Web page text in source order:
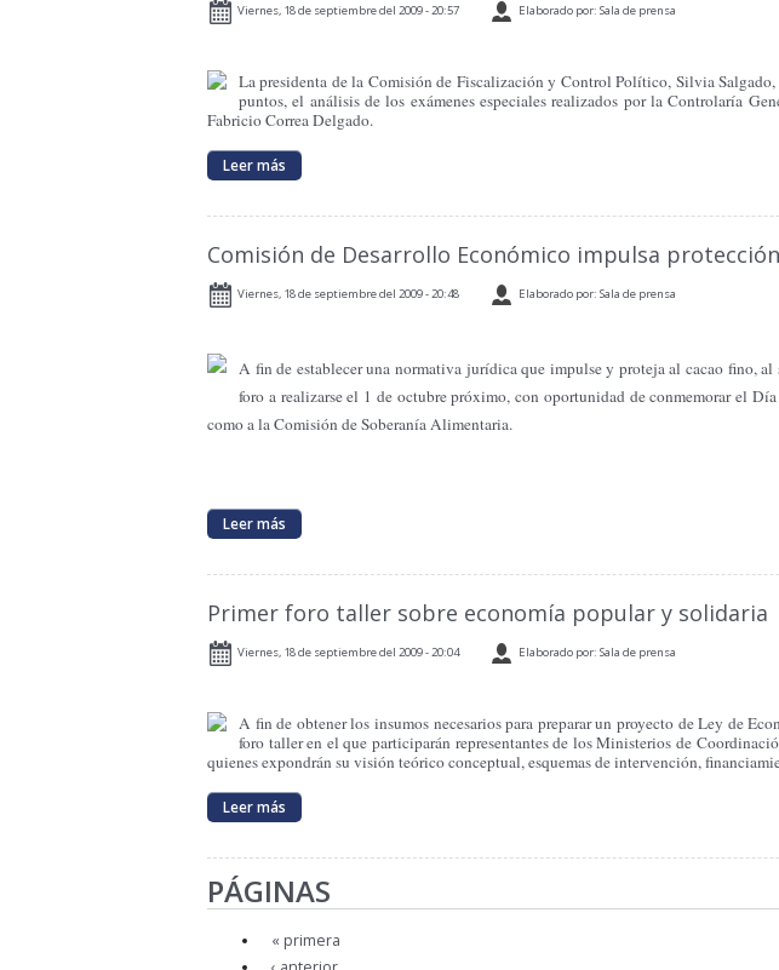
Viernes, 18 de septiembre del 2009 - 20:57 Elaborado por: Sala de prensa
La presidenta de la Comisión de Fiscalización y Control Político, Silvia
puntos, el análisis de los exámenes especiales realizados por la Controlaría
Fabricio Correa Delgado.
Leer más
Comisión de Desarrollo Económico impulsa
Viernes, 18 de septiembre del 2009 - 20:48 Elaborado por: Sala de prensa
A fin de establecer una normativa jurídica que impulse y proteja al cacao fino,
foro a realizarse el 1 de octubre próximo, con oportunidad de conmemorar el
como a la Comisión de Soberanía Alimentaria.
Leer más
Primer foro taller sobre economía popular y solidaria
Viernes, 18 de septiembre del 2009 - 20:04 Elaborado por: Sala de prensa
A fin de obtener los insumos necesarios para preparar un proyecto de Ley de
foro taller en el que participarán representantes de los Ministerios de
quienes expondrán su visión teórico conceptual, esquemas de intervención,
Leer más
PÁGINAS
« primera